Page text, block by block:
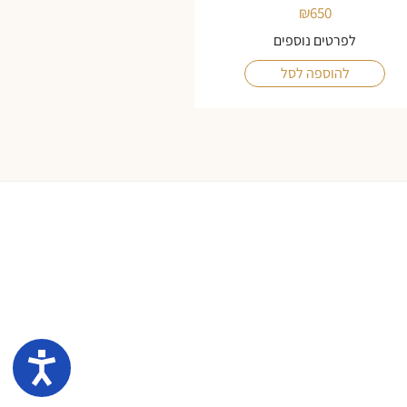
₪650
לפרטים נוספים
להוספה לסל